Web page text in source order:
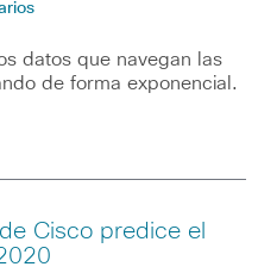
datos que navegan las
de forma exponencial.
Cisco predice el